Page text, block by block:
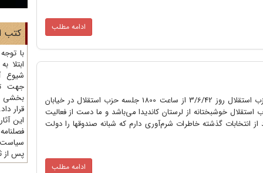
ادامه مطلب
شماره: .12442/ س ت تاریخ: 7/6/42 موضوع تشکیل جلسه حزب استقلال روز 3/6/42 از ساعت 1800 جلسه حزب استقلال در خیابان
استقلال خوشبختانه از لرستان کاندیدا می‌باشد و ما دست از فعالیت
انتخابات گذشته خاطرات شرم‌آوری دارم که شبانه صندوقها را دولت
ادامه مطلب
کتب
با
شیوع
جهت
بخشی
قرار داد.
این
سیاست
پس از